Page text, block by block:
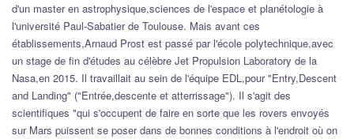
d'un master en astrophysique,sciences de l'espace et planétologie à
l'université Paul-Sabatier de Toulouse. Mais avant ces
établissements,Arnaud Prost est passé par l'école polytechnique,avec
un stage de fin d'études au célèbre Jet Propulsion Laboratory de la
Nasa,en 2015. Il travaillait au sein de l'équipe EDL,pour "Entry,Descent
and Landing" ("Entrée,descente et atterrissage"). Il s'agit des
scientifiques "qui s'occupent de faire en sorte que les rovers envoyés
sur Mars puissent se poser dans de bonnes conditions à l'endroit où on